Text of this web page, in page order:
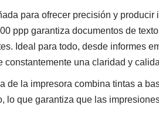
para ofrecer precisión y
ppp garantiza documentos de
Ideal para todo, desde informes
constantemente una claridad y
de la impresora combina tintas a
lo que garantiza que las